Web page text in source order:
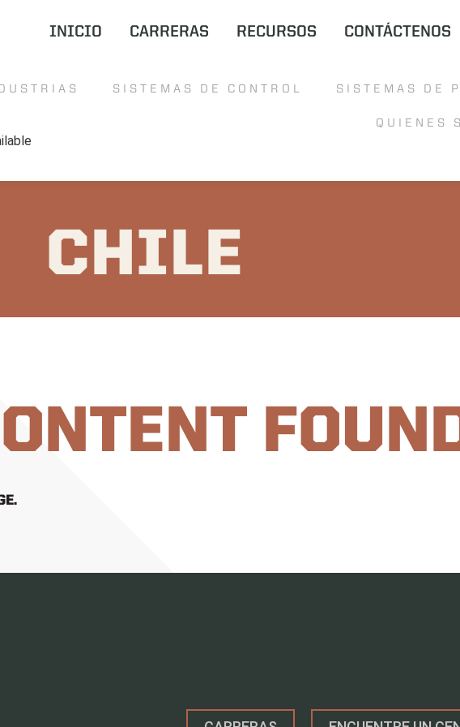
INICIO CARRERAS RECURSOS CONTÁCTENOS
SISTEMAS DE CONTROL SISTEMAS DE
QUIENES
CHILE